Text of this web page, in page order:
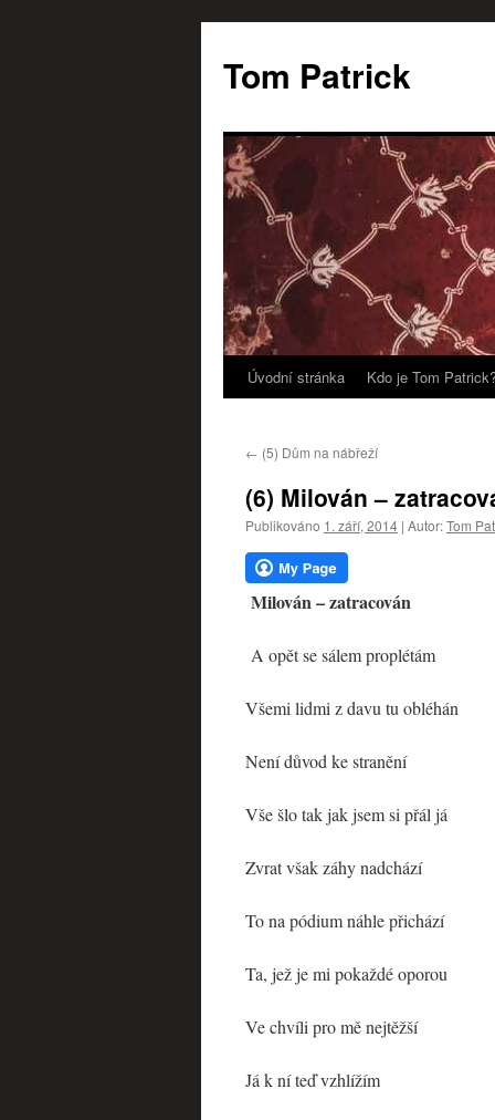
Tom Patrick
Přejít
obsahu
webu
Úvodní stránka Kdo je Tom
← (5) Dům na nábřeží
(6) Milován –
Publikováno 1. září, 2014 | Autor:Tom
Milován – zatracován
A opět se sálem proplétám
Všemi lidmi z davu tu obléhán
Není důvod ke stranění
Vše šlo tak jak jsem si přál já
Zvrat však záhy nadchází
To na pódium náhle přichází
Ta, jež je mi pokaždé oporou
Ve chvíli pro mě nejtěžší
Já k ní teď vzhlížím